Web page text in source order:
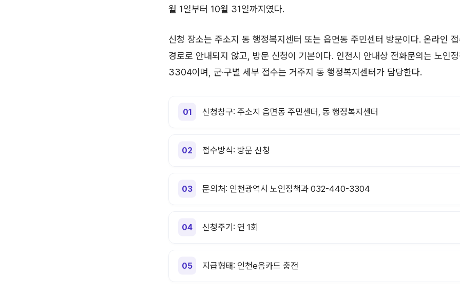
월 1일부터 10월 31일까지였다.
신청 장소는 주소지 동 행정복지센터 또는 읍면동 주민센터 방문이다. 온라인
경로로 안내되지 않고, 방문 신청이 기본이다. 인천시 안내상 전화문의는 노
3304이며, 군·구별 세부 접수는 거주지 동 행정복지센터가 담당한다.
신청창구: 주소지 읍면동 주민센터, 동 행정복지센터
접수방식: 방문 신청
문의처: 인천광역시 노인정책과 032-440-3304
신청주기: 연 1회
지급형태: 인천e음카드 충전